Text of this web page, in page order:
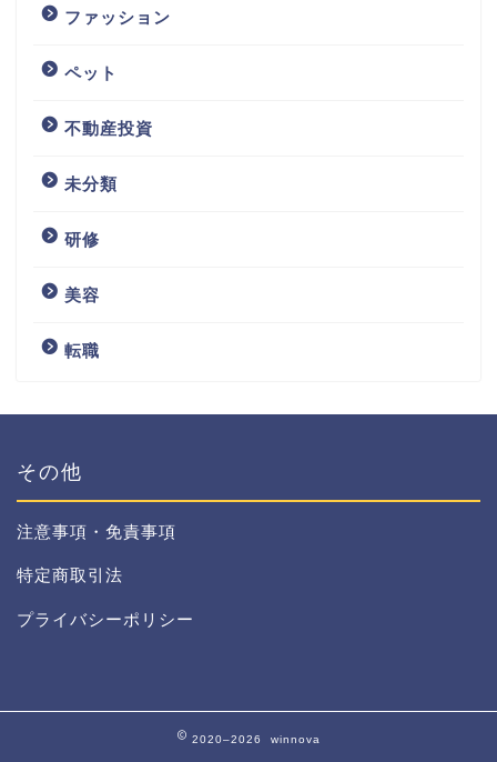
ファッション
ペット
不動産投資
未分類
研修
美容
転職
その他
注意事項・免責事項
特定商取引法
プライバシーポリシー
2020–2026 winnova